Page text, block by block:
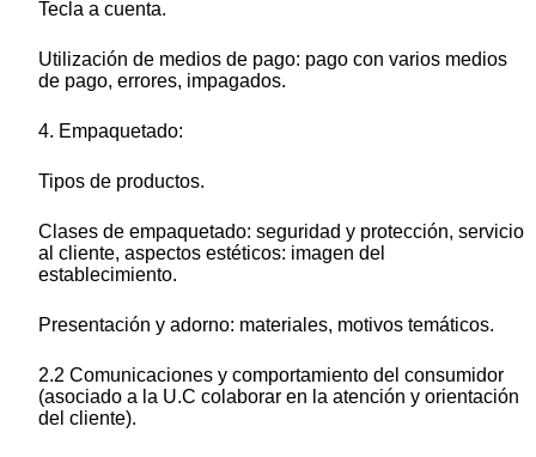
Tecla a cuenta.
Utilización de medios de pago: pago con varios medios
de pago, errores, impagados.
4. Empaquetado:
Tipos de productos.
Clases de empaquetado: seguridad y protección, servicio
al cliente, aspectos estéticos: imagen del
establecimiento.
Presentación y adorno: materiales, motivos temáticos.
2.2 Comunicaciones y comportamiento del consumidor
(asociado a la U.C colaborar en la atención y orientación
del cliente).